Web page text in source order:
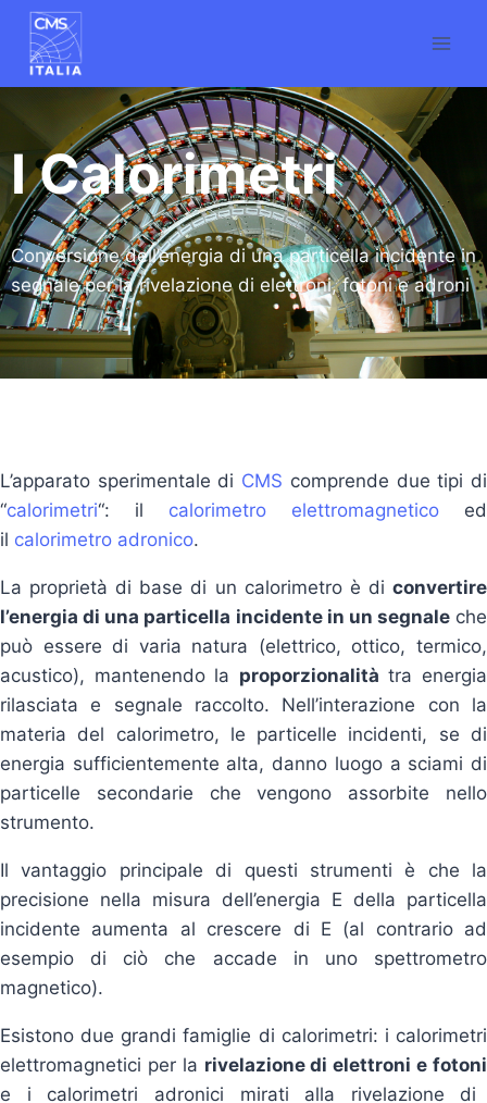
I Calorimetri
Conversione dell’energia di una particella incidente in
segnale per la rivelazione di elettroni, fotoni e adroni
L’apparato sperimentale di CMS comprende due tipi di
“calorimetri“: il calorimetro elettromagnetico ed
il calorimetro adronico.
La proprietà di base di un calorimetro è di convertire
l’energia di una particella incidente in un segnaleche
può essere di varia natura (elettrico, ottico, termico,
acustico), mantenendo la proporzionalità tra energia
rilasciata e segnale raccolto. Nell’interazione con la
materia del calorimetro, le particelle incidenti, se di
energia sufficientemente alta, danno luogo a sciami di
particelle secondarie che vengono assorbite nello
strumento.
Il vantaggio principale di questi strumenti è che la
precisione nella misura dell’energia E della particella
incidente aumenta al crescere di E (al contrario ad
esempio di ciò che accade in uno spettrometro
magnetico).
Esistono due grandi famiglie di calorimetri: i calorimetri
elettromagnetici per la rivelazione di elettroni e fotoni
e i calorimetri adronici mirati alla rivelazione di